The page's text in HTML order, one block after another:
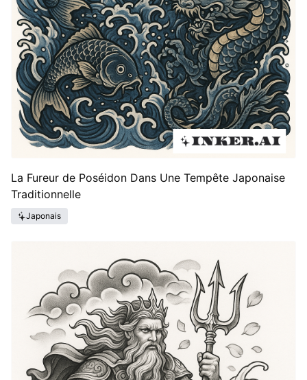
La Fureur de Poséidon Dans Une Tempête Japonaise
Traditionnelle
Japonais